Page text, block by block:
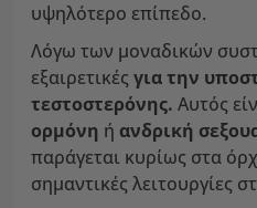
υψηλότερο επίπεδο.
Λόγω των μοναδικών
εξαιρετικές για την
τεστοστερόνης. Αυτός
ορμόνη ή ανδρική
παράγεται κυρίως στα
σημαντικές λειτουργίες